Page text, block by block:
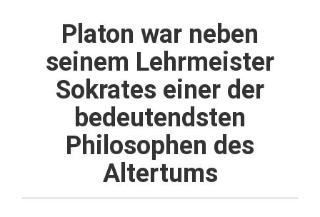
Platon war neben
seinem Lehrmeister
Sokrates einer der
bedeutendsten
Philosophen des
Altertums